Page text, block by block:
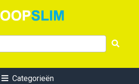
Categorieën